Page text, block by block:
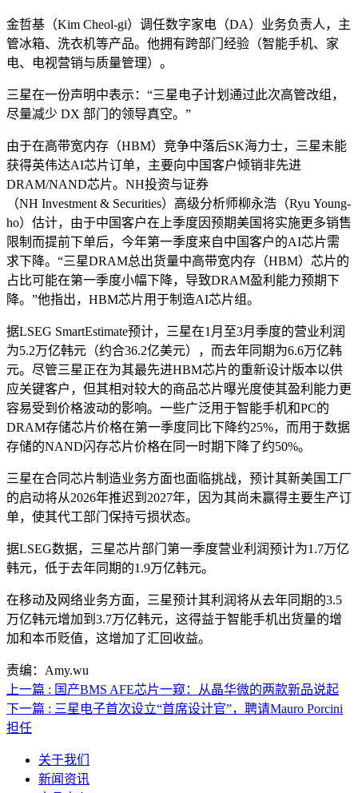
金哲基（Kim Cheol-gi）​​调任​​数字家电（DA）业务负责人​​，主
管冰箱、洗衣机等产品。他拥有跨部门经验（智能手机、家
电、电视营销与质量管理）。
三星在一份声明中表示：“三星电子计划通过此次高管改组，
尽量减少 DX 部门的领导真空。”
由于在​​高带宽内存（HBM）​​竞争中落后SK海力士，三星未能
获得英伟达AI芯片订单，主要向中国客户倾销​​非先进
DRAM/NAND芯片。NH投资与证券
（NH Investment & Securities）高级分析师柳永浩（Ryu Young-
ho）估计，由于中国客户在上季度因预期美国将实施更多销售
限制而提前下单后，今年第一季度来自中国客户的AI芯片需
求下降。“三星DRAM总出货量中高带宽内存（HBM）芯片的
占比可能在第一季度小幅下降，导致DRAM盈利能力预期下
降。”他指出，HBM芯片用于制造AI芯片组。
据LSEG SmartEstimate预计，三星在1月至3月季度的营业利润
为5.2万亿韩元（约合36.2亿美元），而去年同期为6.6万亿韩
元。尽管三星正在为其最先进HBM芯片的重新设计版本以供
应关键客户，但其相对较大的商品芯片曝光度使其盈利能力更
容易受到价格波动的影响。一些广泛用于智能手机和PC的
DRAM存储芯片价格在第一季度同比下降约25%，而用于数据
存储的NAND闪存芯片价格在同一时期下降了约50%。
三星在合同芯片制造业务方面也面临挑战，预计其新美国工厂
的启动将从2026年推迟到2027年，因为其尚未赢得主要生产订
单，使其代工部门保持亏损状态。
据LSEG数据，三星芯片部门第一季度营业利润预计为1.7万亿
韩元，低于去年同期的1.9万亿韩元。
在移动及网络业务方面，三星预计其利润将从去年同期的3.5
万亿韩元增加到3.7万亿韩元，这得益于智能手机出货量的增
加和本币贬值，这增加了汇回收益。
责编：Amy.wu
上一篇 : 国产BMS AFE芯片一窥：从晶华微的两款新品说起
下一篇 : 三星电子首次设立“首席设计官”，聘请Mauro Porcini
担任
关于我们
新闻资讯